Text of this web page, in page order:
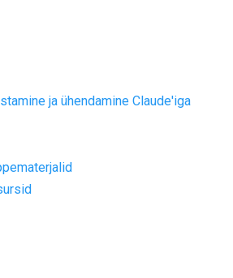
ja ühendamine Claude'iga